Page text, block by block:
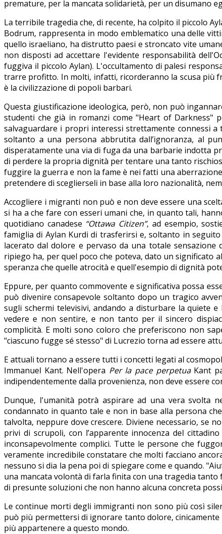
premature, per la mancata solidarietà, per un disumano
La terribile tragedia che, di recente, ha colpito il piccolo
Bodrum, rappresenta in modo emblematico una delle
quello israeliano, ha distrutto paesi e stroncato vite
non disposti ad accettare l'evidente responsabilità
fuggiva il piccolo Aylan). L'occultamento di palesi
trarre profitto. In molti, infatti, ricorderanno la scusa più
è la civilizzazione di popoli barbari.
Questa giustificazione ideologica, però, non può
studenti che già in romanzi come "Heart of
salvaguardare i propri interessi strettamente connessi
soltanto a una persona abbrutita dall’ignoranza, al
disperatamente una via di fuga da una barbarie indotta
di perdere la propria dignità per tentare una tanto
fuggire la guerra e non la fame è nei fatti una
pretendere di sceglierseli in base alla loro nazionalità,
Accogliere i migranti non può e non deve essere una
si ha a che fare con esseri umani che, in quanto tali,
quotidiano canadese “Ottawa Citizen”, ad esempio,
famiglia di Aylan Kurdi di trasferirsi e, soltanto in
lacerato dal dolore e pervaso da una totale
ripiego ha, per quel poco che poteva, dato un significato
speranza che quelle atrocità e quell'esempio di dignità
Eppure, per quanto commovente e significativa possa
può divenire consapevole soltanto dopo un tragico
sugli schermi televisivi, andando a disturbare la quiete
vedere e non sentire, e non tanto per il sincero
complicità. E molti sono coloro che preferiscono non
"ciascuno fugge sé stesso" di Lucrezio torna ad essere
E attuali tornano a essere tutti i concetti legati al
Immanuel Kant. Nell'opera Per la pace perpetuaKant
indipendentemente dalla provenienza, non deve essere
Dunque, l'umanità potrà aspirare ad una vera svolta
condannato in quanto tale e non in base alla persona
talvolta, neppure dove crescere. Diviene necessario, se
privi di scrupoli, con l’apparente innocenza del
inconsapevolmente complici. Tutte le persone che
veramente incredibile constatare che molti facciano
nessuno si dia la pena poi di spiegare come e quando.
una mancata volontà di farla finita con una tragedia
di presunte soluzioni che non hanno alcuna concreta
Le continue morti degli immigranti non sono più così
può più permettersi di ignorare tanto dolore,
più appartenere a questo mondo.